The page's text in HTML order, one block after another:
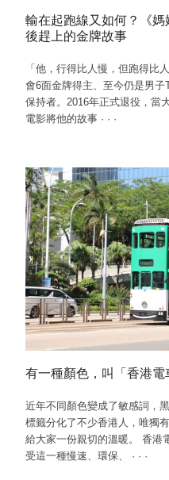
輸在起跑線又如何？《
後趕上的金牌故事
「他，行得比人慢，但跑得比
會6面金牌得主、至今仍是男
保持者。2016年正式退役，當
電影將他的故事 · · ·
有一種顏色，叫「香港電
近年不同顏色變成了敏感詞，
標籤分化了不少香港人，唯獨
給大家一份親切的溫暖。 香港
受這一種慢速、環保、 · · ·